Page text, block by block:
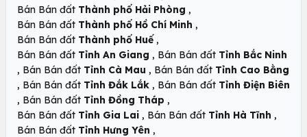
Bán Bán đất Thành phố Hải Phòng ,
Bán Bán đất Thành phố Hồ Chí Minh ,
Bán Bán đất Thành phố Huế ,
Bán Bán đất Tỉnh An Giang , Bán Bán đất Tỉnh Bắc Ninh
, Bán Bán đất Tỉnh Cà Mau , Bán Bán đất Tỉnh Cao Bằng
, Bán Bán đất Tỉnh Đắk Lắk , Bán Bán đất Tỉnh Điện Biên
, Bán Bán đất Tỉnh Đồng Tháp ,
Bán Bán đất Tỉnh Gia Lai , Bán Bán đất Tỉnh Hà Tĩnh ,
Bán Bán đất Tỉnh Hưng Yên ,